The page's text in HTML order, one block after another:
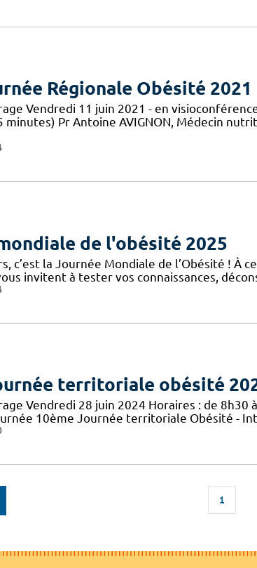
Régionale Obésité 2021
Vendredi 11 juin 2021 - en
Pr Antoine AVIGNON, Médecin
de l'obésité 2025
c’est la Journée Mondiale de l’Obésité ! À
invitent à tester vos connaissances,
territoriale obésité
Vendredi 28 juin 2024 Horaires : de 8h30
10ème Journée territoriale Obésité -
1